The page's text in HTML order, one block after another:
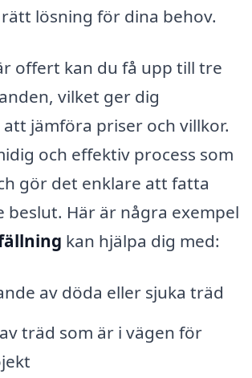
lösning för dina behov.
offert kan du få upp till tre
vilket ger dig
jämföra priser och villkor.
och effektiv process som
gör det enklare att fatta
beslut. Här är några exempel
kan hjälpa dig med:
av döda eller sjuka träd
träd som är i vägen för